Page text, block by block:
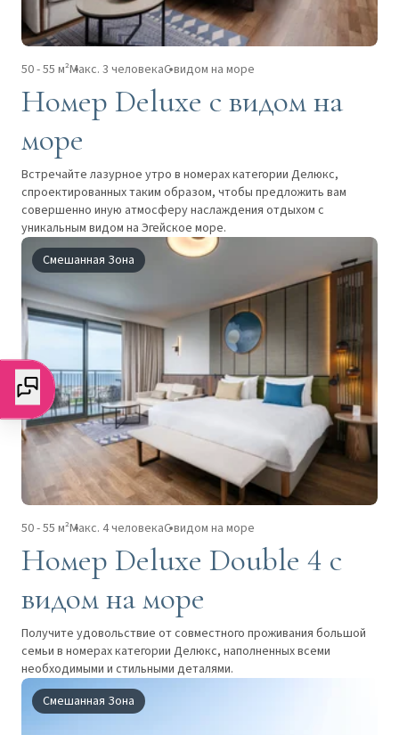
50 - 55 м²Макс. 3 человекаС видом на море
Номер Deluxe с видом на
море
Встречайте лазурное утро в номерах категории Делюкс,
спроектированных таким образом, чтобы предложить вам
совершенно иную атмосферу наслаждения отдыхом с
уникальным видом на Эгейское море.
Смешанная Зона
50 - 55 м²Макс. 4 человекаС видом на море
Номер Deluxe Double 4 с
видом на море
Получите удовольствие от совместного проживания большой
семьи в номерах категории Делюкс, наполненных всеми
необходимыми и стильными деталями.
Смешанная Зона